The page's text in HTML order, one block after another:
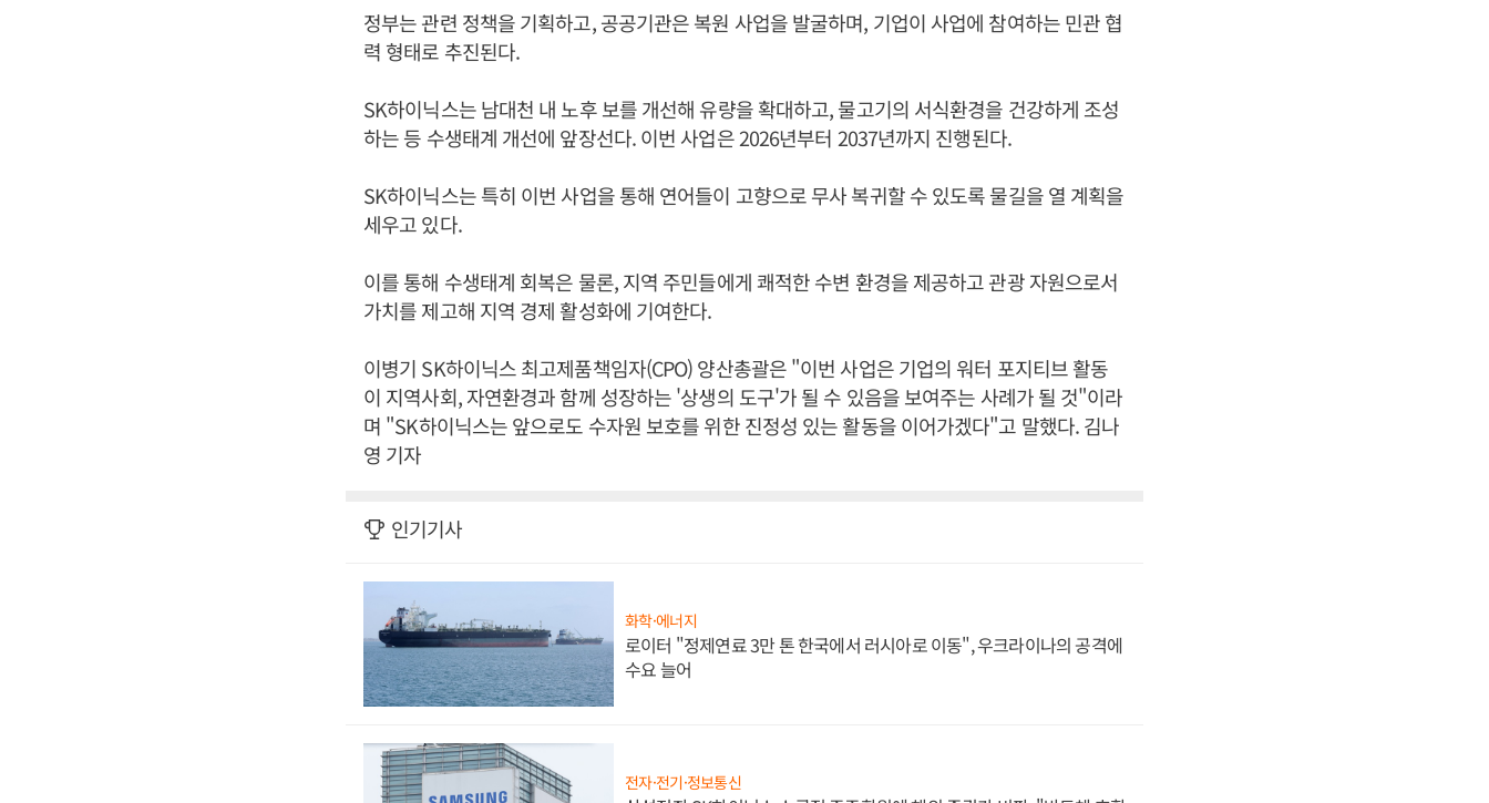
정부는 관련 정책을 기획하고, 공공기관은 복원 사업을 발굴하며, 기업이 사업에 참여하는 민관 협
력 형태로 추진된다.
SK하이닉스는 남대천 내 노후 보를 개선해 유량을 확대하고, 물고기의 서식환경을 건강하게 조성
하는 등 수생태계 개선에 앞장선다. 이번 사업은 2026년부터 2037년까지 진행된다.
SK하이닉스는 특히 이번 사업을 통해 연어들이 고향으로 무사 복귀할 수 있도록 물길을 열 계획을
세우고 있다.
이를 통해 수생태계 회복은 물론, 지역 주민들에게 쾌적한 수변 환경을 제공하고 관광 자원으로서
가치를 제고해 지역 경제 활성화에 기여한다.
이병기 SK하이닉스 최고제품책임자(CPO) 양산총괄은 "이번 사업은 기업의 워터 포지티브 활동
이 지역사회, 자연환경과 함께 성장하는 '상생의 도구'가 될 수 있음을 보여주는 사례가 될 것"이라
며 "SK하이닉스는 앞으로도 수자원 보호를 위한 진정성 있는 활동을 이어가겠다"고 말했다. 김나
영 기자
인기기사
화학·에너지
로이터 "정제연료 3만 톤 한국에서 러시아로 이동", 우크라이나의 공격에
수요 늘어
전자·전기·정보통신